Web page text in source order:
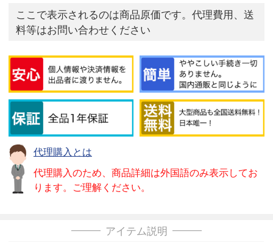
ここで表示されるのは商品原価です。代理費用、送
料等はお問い合わせください
代理購入とは
代理購入のため、商品詳細は外国語のみ表示してお
ります。ご理解ください。
アイテム説明